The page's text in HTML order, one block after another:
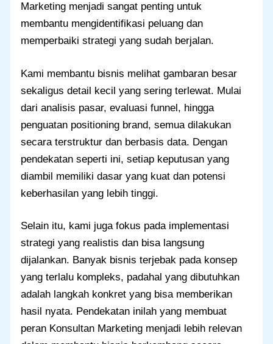
Marketing menjadi sangat penting untuk
membantu mengidentifikasi peluang dan
memperbaiki strategi yang sudah berjalan.
Kami membantu bisnis melihat gambaran besar
sekaligus detail kecil yang sering terlewat. Mulai
dari analisis pasar, evaluasi funnel, hingga
penguatan positioning brand, semua dilakukan
secara terstruktur dan berbasis data. Dengan
pendekatan seperti ini, setiap keputusan yang
diambil memiliki dasar yang kuat dan potensi
keberhasilan yang lebih tinggi.
Selain itu, kami juga fokus pada implementasi
strategi yang realistis dan bisa langsung
dijalankan. Banyak bisnis terjebak pada konsep
yang terlalu kompleks, padahal yang dibutuhkan
adalah langkah konkret yang bisa memberikan
hasil nyata. Pendekatan inilah yang membuat
peran Konsultan Marketing menjadi lebih relevan